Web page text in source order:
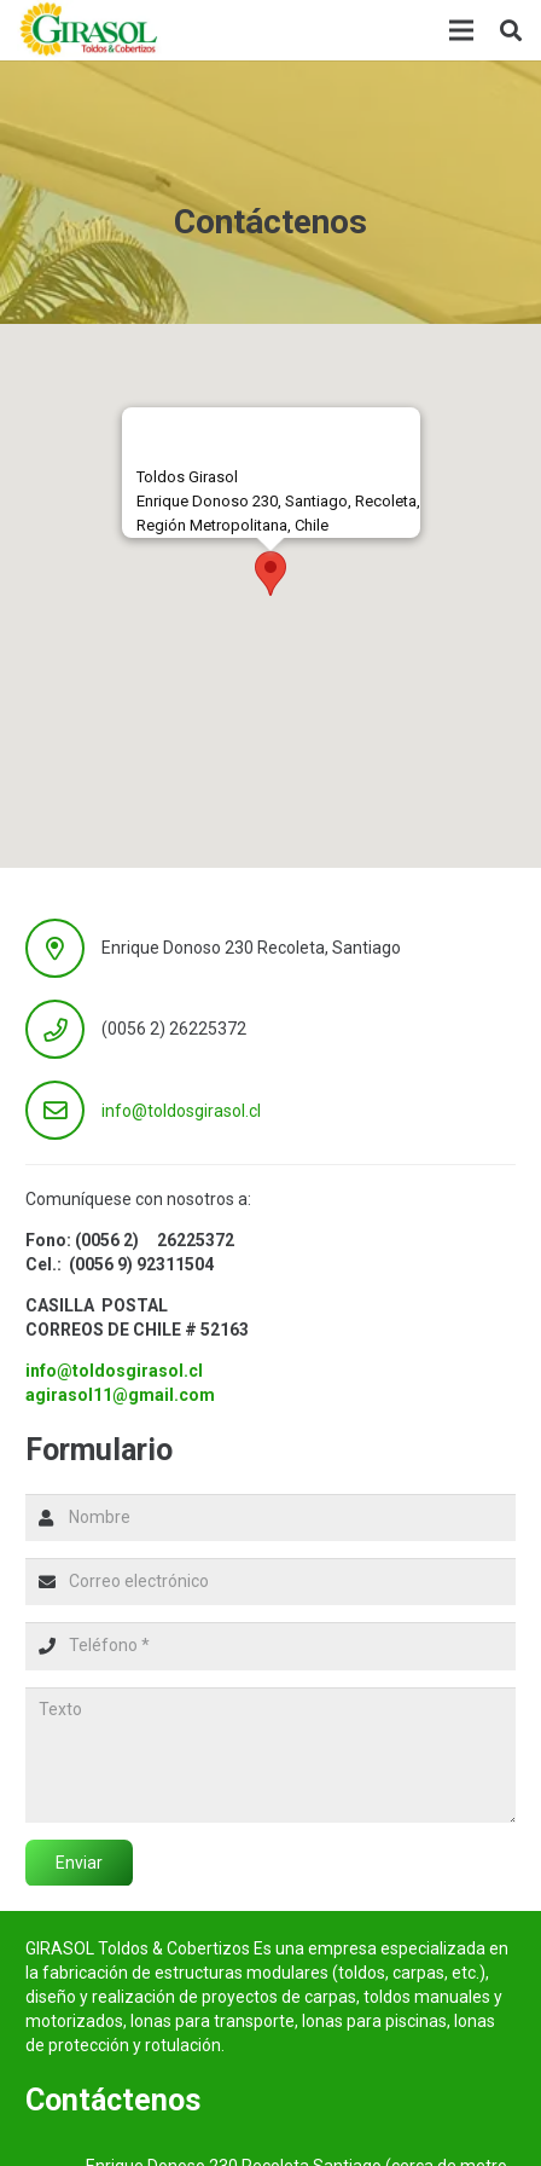
Contáctenos
Toldos Girasol
Enrique Donoso 230, Santiago, Recoleta,
Región Metropolitana, Chile
Enrique Donoso 230 Recoleta, Santiago
(0056 2) 26225372
info@toldosgirasol.cl
Comuníquese con nosotros a:
Fono: (0056 2) 26225372
Cel.: (0056 9) 92311504
CASILLA POSTAL
CORREOS DE CHILE # 52163
info@toldosgirasol.cl
agirasol11@gmail.com
Formulario
Enviar
GIRASOL Toldos & Cobertizos Es una empresa especializada en
la fabricación de estructuras modulares (toldos, carpas, etc.),
diseño y realización de proyectos de carpas, toldos manuales y
motorizados, lonas para transporte, lonas para piscinas, lonas
de protección y rotulación.
Contáctenos